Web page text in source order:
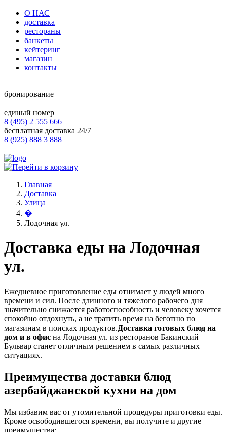
О НАС
доставка
рестораны
банкеты
кейтеринг
магазин
контакты
бронирование
единый номер
8 (495) 2 555 666
бесплатная доставка 24/7
8 (925) 888 3 888
Главная
Доставка
Улица
�
Лодочная ул.
Доставка еды на Лодочная
ул.
Ежедневное приготовление еды отнимает у людей много
времени и сил. После длинного и тяжелого рабочего дня
значительно снижается работоспособность и человеку хочется
спокойно отдохнуть, а не тратить время на беготню по
магазинам в поисках продуктов.Доставка готовых блюд на
дом и в офис на Лодочная ул. из ресторанов Бакинский
Бульвар станет отличным решением в самых различных
ситуациях.
Преимущества доставки блюд
азербайджанской кухни на дом
Мы избавим вас от утомительной процедуры приготовки еды.
Кроме освободившегося времени, вы получите и другие
преимущества: